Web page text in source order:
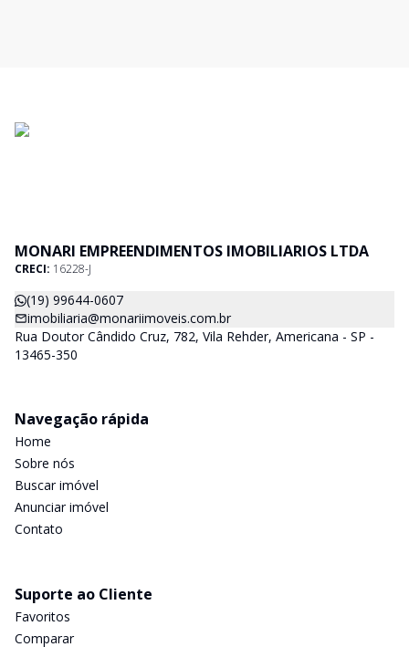
MONARI EMPREENDIMENTOS IMOBILIARIOS LTDA
CRECI: 16228-J
(19) 99644-0607
imobiliaria@monariimoveis.com.br
Rua Doutor Cândido Cruz, 782, Vila Rehder, Americana - SP -
13465-350
Navegação rápida
Home
Sobre nós
Buscar imóvel
Anunciar imóvel
Contato
Suporte ao Cliente
Favoritos
Comparar